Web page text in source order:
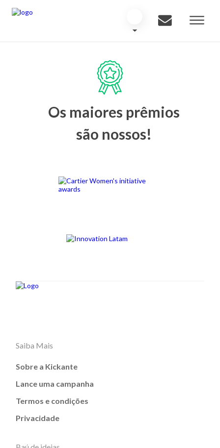
Os maiores prêmios
são nossos!
Saiba Mais
Sobre a Kickante
Lance uma campanha
Termos e condições
Privacidade